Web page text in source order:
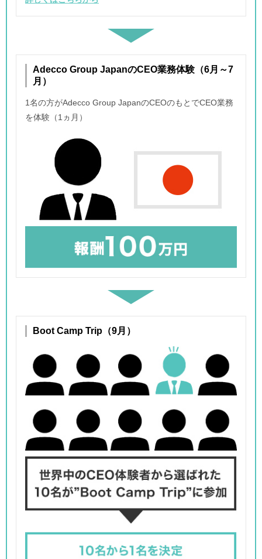
Adecco Group JapanのCEO業務体験（6月～7
月）
1名の方がAdecco Group JapanのCEOのもとでCEO業務
を体験（1ヵ月）
Boot Camp Trip（9月）